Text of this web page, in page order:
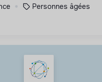
Personnes âgées